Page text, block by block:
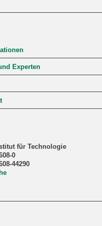
Experten
für Technologie
0
44290